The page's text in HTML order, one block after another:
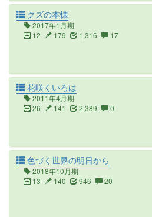
クズの本懐
2017年1月期
12
179 1,316 17
花咲くいろは
2011年4月期
26
141 2,389 0
色づく世界の明日から
2018年10月期
13
140 946 20